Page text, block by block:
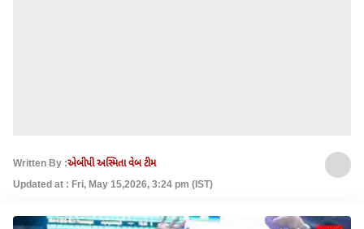
Written By :એબીપી અસ્મિતા વેબ ટીમ
Updated at : Fri, May 15,2026, 3:24 pm (IST)